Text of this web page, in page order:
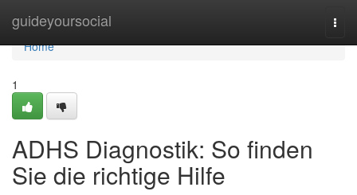
guideyoursocial
Home
Home
1
ADHS Diagnostik: So finden
Sie die richtige Hilfe